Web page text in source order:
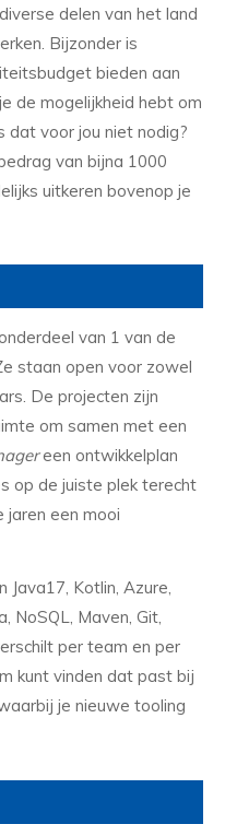
delen van het land
Bijzonder is
bieden aan
de mogelijkheid hebt om
dat voor jou niet nodig?
van bijna 1000
uitkeren bovenop je
van 1 van de
staan open voor zowel
De projecten zijn
om samen met een
een ontwikkelplan
op de juiste plek terecht
jaren een mooi
Java17, Kotlin, Azure,
NoSQL, Maven, Git,
per team en per
kunt vinden dat past bij
je nieuwe tooling